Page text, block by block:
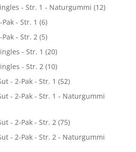
- Str. 1 - Naturgummi (12)
- Str. 1 (6)
- Str. 2 (5)
- Str. 1 (20)
- Str. 2 (10)
- 2-Pak - Str. 1 (52)
- 2-Pak - Str. 1 - Naturgummi
- 2-Pak - Str. 2 (75)
- 2-Pak - Str. 2 - Naturgummi